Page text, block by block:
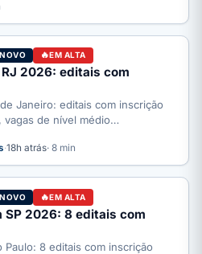
NOVO EM ALTA
2026: editais com
Janeiro: editais com inscrição
vagas de nível médio…
·18h atrás· 8 min
NOVO EM ALTA
SP 2026: 8 editais com
8 editais com inscrição